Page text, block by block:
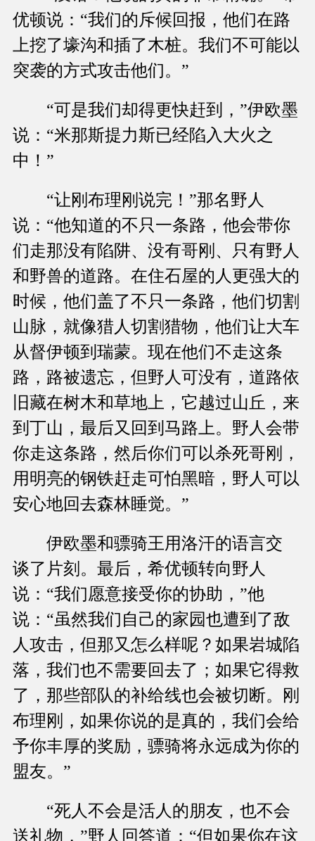
优顿说：“我们的斥候回报，他们在路
上挖了壕沟和插了木桩。我们不可能以
突袭的方式攻击他们。”
“可是我们却得更快赶到，”伊欧墨
说：“米那斯提力斯已经陷入大火之
中！”
“让刚布理刚说完！”那名野人
说：“他知道的不只一条路，他会带你
们走那没有陷阱、没有哥刚、只有野人
和野兽的道路。在住石屋的人更强大的
时候，他们盖了不只一条路，他们切割
山脉，就像猎人切割猎物，他们让大车
从督伊顿到瑞蒙。现在他们不走这条
路，路被遗忘，但野人可没有，道路依
旧藏在树木和草地上，它越过山丘，来
到丁山，最后又回到马路上。野人会带
你走这条路，然后你们可以杀死哥刚，
用明亮的钢铁赶走可怕黑暗，野人可以
安心地回去森林睡觉。”
伊欧墨和骠骑王用洛汗的语言交
谈了片刻。最后，希优顿转向野人
说：“我们愿意接受你的协助，”他
说：“虽然我们自己的家园也遭到了敌
人攻击，但那又怎么样呢？如果岩城陷
落，我们也不需要回去了；如果它得救
了，那些部队的补给线也会被切断。刚
布理刚，如果你说的是真的，我们会给
予你丰厚的奖励，骠骑将永远成为你的
盟友。”
“死人不会是活人的朋友，也不会
送礼物，”野人回答道：“但如果你在这